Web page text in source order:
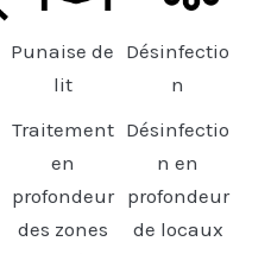
Punaise de
lit
Traitement
en
profondeur
des zones
Désinfectio
n
Désinfectio
n en
profondeur
de locaux